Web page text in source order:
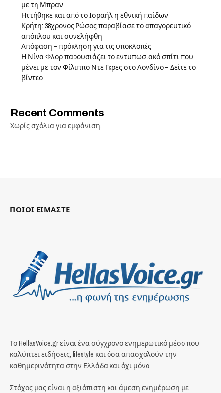
με τη Μπραν
Ηττήθηκε και από το Ισραήλ η εθνική παίδων
Κρήτη: 38χρονος Ρώσος παραβίασε το απαγορευτικό
απόπλου και συνελήφθη
Απόφαση – πρόκληση για τις υποκλοπές
Η Νίνα Φλορ παρουσιάζει το εντυπωσιακό σπίτι που
μένει με τον Φίλιππο Ντε Γκρες στο Λονδίνο – Δείτε το
βίντεο
Recent Comments
Χωρίς σχόλια για εμφάνιση.
ΠΟΙΟΙ ΕΙΜΑΣΤΕ
Το HellasVoice.gr είναι ένα σύγχρονο ενημερωτικό μέσο που
καλύπτει ειδήσεις, lifestyle και όσα απασχολούν την
καθημερινότητα στην Ελλάδα και όχι μόνο.
Στόχος μας είναι η αξιόπιστη και άμεση ενημέρωση με